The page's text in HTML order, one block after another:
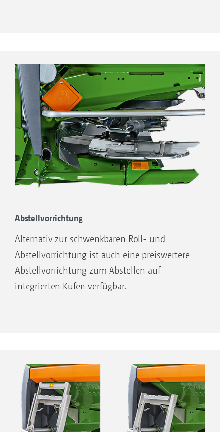
Abstellvorrichtung
Alternativ zur schwenkbaren Roll- und
Abstellvorrichtung ist auch eine preiswertere
Abstellvorrichtung zum Abstellen auf
integrierten Kufen verfügbar.